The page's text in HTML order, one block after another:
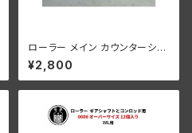
ローラー メイン カウンターシャ
フト 0008" オーバーサイズ 24
個
¥2,800